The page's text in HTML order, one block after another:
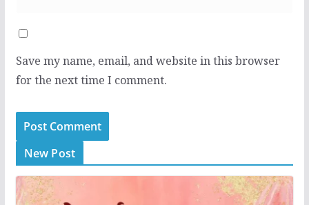
Save my name, email, and website in this browser
for the next time I comment.
New Post